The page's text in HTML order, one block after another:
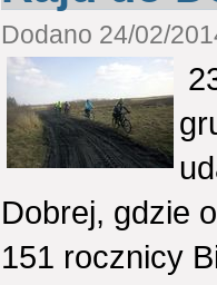
Dodano 24/02/
Dobrej, gdzie
151 rocznicy